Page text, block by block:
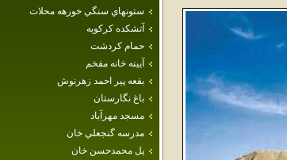
ستونهاي سنگي خورهه محلات
آتشكده كركويه
حمام كردشت
آيينه خانه مفخم
بقعه پير احمد زهرنوش
باغ نگارستان
مسجد مهرآباد
مدرسه گنجعلي خان
پل محمدحسن خان